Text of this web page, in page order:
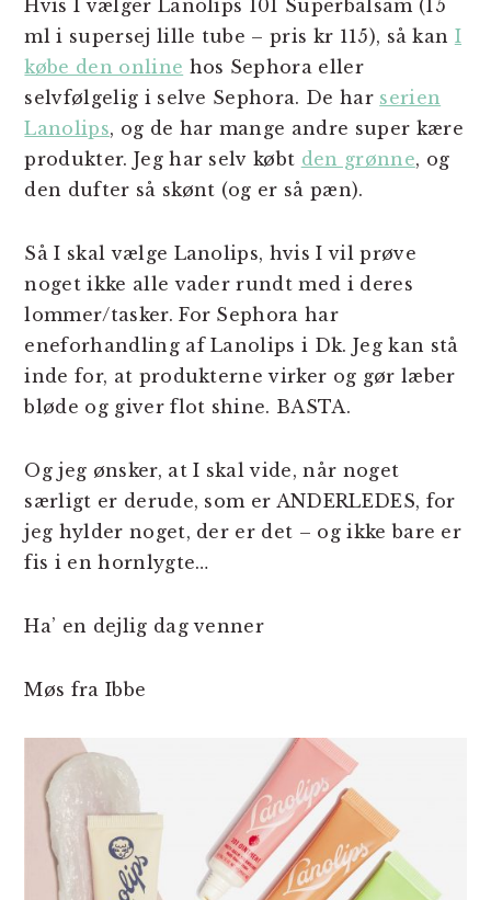
Hvis I vælger Lanolips 101 Superbalsam (15
ml i supersej lille tube – pris kr 115), så kan I
købe den online hos Sephora eller
selvfølgelig i selve Sephora. De har serien
Lanolips, og de har mange andre super kære
produkter. Jeg har selv købt den grønne, og
den dufter så skønt (og er så pæn).
Så I skal vælge Lanolips, hvis I vil prøve
noget ikke alle vader rundt med i deres
lommer/tasker. For Sephora har
eneforhandling af Lanolips i Dk. Jeg kan stå
inde for, at produkterne virker og gør læber
bløde og giver flot shine. BASTA.
Og jeg ønsker, at I skal vide, når noget
særligt er derude, som er ANDERLEDES, for
jeg hylder noget, der er det – og ikke bare er
fis i en hornlygte…
Ha’ en dejlig dag venner
Møs fra Ibbe